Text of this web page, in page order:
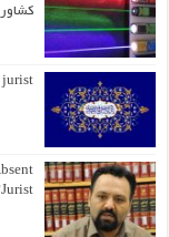
jurist
Jurist?